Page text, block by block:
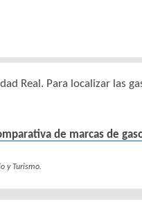
Real. Para localizar las
de marcas de
y Turismo.